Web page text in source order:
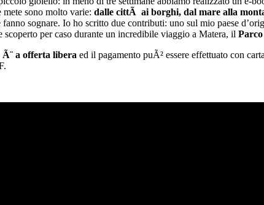
mete sono molto varie: dalle cittÃ ai borghi, dal mare alla
sognare. Io ho scritto due contributi: uno sul mio paese
scoperto per caso durante un incredibile viaggio a Matera, il
a offerta libera ed il pagamento puÃ² essere effettuato con